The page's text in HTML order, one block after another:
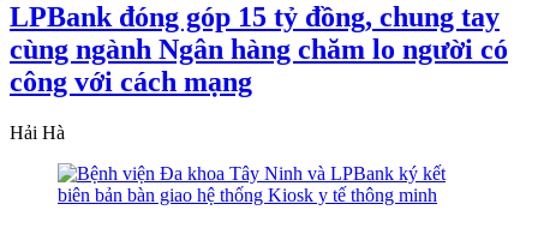
LPBank đóng góp 15 tỷ đồng, chung tay
cùng ngành Ngân hàng chăm lo người có
công với cách mạng
Hải Hà